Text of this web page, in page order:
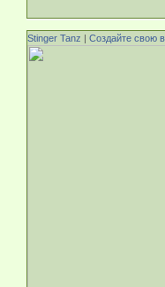
Stinger Tanz | Создайте свою